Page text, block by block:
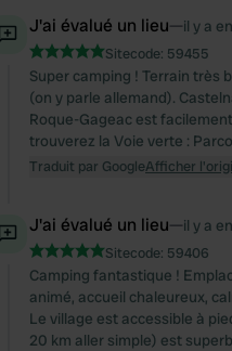
J'ai évalué un lieu—il y a
Sitecode: 59455
Super camping ! Terrain très
(on y parle allemand).
Roque-Gageac est
trouverez la Voie verte :
Traduit par GoogleAfficher
J'ai évalué un lieu—il y a
Sitecode: 59406
Camping fantastique !
animé, accueil chaleureux,
Le village est accessible à
20 km aller simple) est